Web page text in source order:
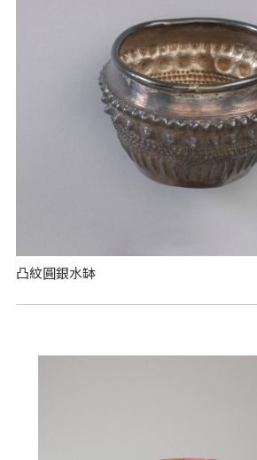
凸紋圓銀水缽